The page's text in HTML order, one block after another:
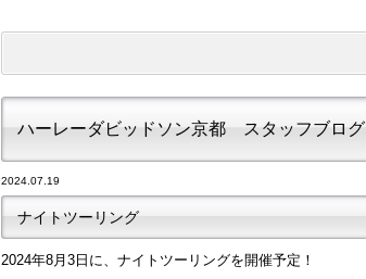
ハーレーダビッドソン京都 スタッフブログ
2024.07.19
ナイトツーリング
2024年8月3日に、ナイトツーリングを開催予定！